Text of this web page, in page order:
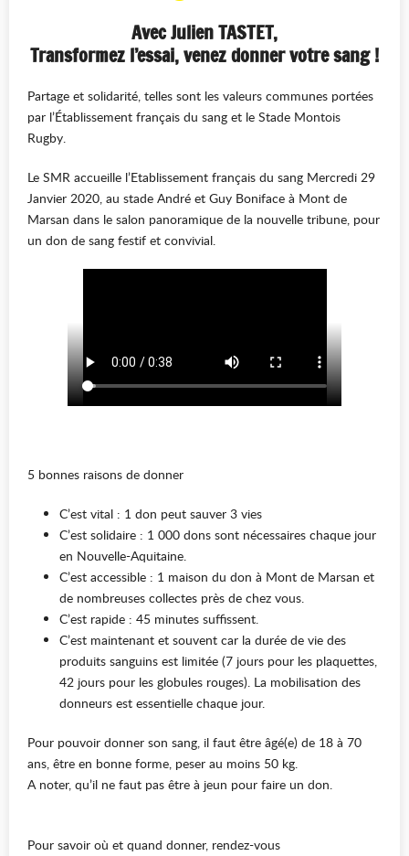
Avec Julien TASTET,
Transformez l’essai, venez donner votre sang !
Partage et solidarité, telles sont les valeurs communes portées
par l’Établissement français du sang et le Stade Montois
Rugby.
Le SMR accueille l’Etablissement français du sang Mercredi 29
Janvier 2020, au stade André et Guy Boniface à Mont de
Marsan dans le salon panoramique de la nouvelle tribune, pour
un don de sang festif et convivial.
5 bonnes raisons de donner
C’est vital : 1 don peut sauver 3 vies
C’est solidaire : 1 000 dons sont nécessaires chaque jour
en Nouvelle-Aquitaine.
C’est accessible : 1 maison du don à Mont de Marsan et
de nombreuses collectes près de chez vous.
C’est rapide : 45 minutes suffissent.
C’est maintenant et souvent car la durée de vie des
produits sanguins est limitée (7 jours pour les plaquettes,
42 jours pour les globules rouges). La mobilisation des
donneurs est essentielle chaque jour.
Pour pouvoir donner son sang, il faut être âgé(e) de 18 à 70
ans, être en bonne forme, peser au moins 50 kg.
A noter, qu’il ne faut pas être à jeun pour faire un don.
Pour savoir où et quand donner, rendez-vous